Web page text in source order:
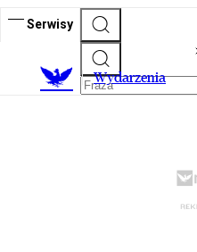
Serwisy
Wydarzenia